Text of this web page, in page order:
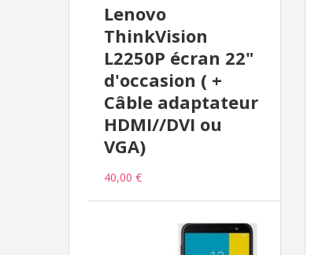
Lenovo
ThinkVision
L2250P écran 22"
d'occasion ( +
Câble adaptateur
HDMI//DVI ou
VGA)
40,00 €